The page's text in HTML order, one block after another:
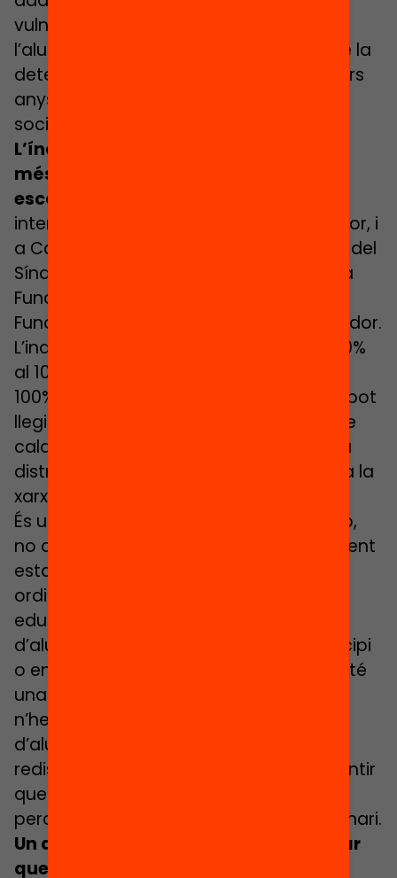
vulnerabilitat socioeconòmica de
l’alumnat. Amb l’augment progressiu de la
detecció, és d’esperar que en els propers
anys la dada per vulnerabilitat
socioeconòmica sigui ja explicativa.
L’índex de dissimilitud és l’indicador
més usat per mesurar la segregació
escolar
internacionals fan servir aquest indicador, i
a Catalunya tant els diferents informes del
Síndic de Greuges, com els estudis de la
Fundació Equitat.org (anteriorment
Fundació Bofill), fan servir aquest indicador.
L’indicador pren valors del 0 a l’1 (o del 0%
al 100%). Mentre més s’apropa a 1 (o a
100%) més segregació escolar hi ha. Es pot
llegir com el percentatge d’alumnat que
caldria redistribuir per garantir que està
distribuït de manera equilibrada en tota la
xarxa.
És una mesura relativa de la segregació,
no absoluta. Mesura com equilibradament
estan distribuïts dos grups (alumnat
ordinari i vulnerable) en tota la xarxa
educativa. No mesura el percentatge
d’alumnat vulnerable que hi ha al municipi
o en els centres. Per tant, si un municipi té
una dissimilitud del 30%, la lectura que
n’hem de fer no és que tingui un 30%
d’alumnat estranger, sinó que caldria
redistribuir el 30% de l’alumnat per garantir
que tots els centres tenen el mateix
percentatge d’alumnat estranger i ordinari.
Un dels errors més habituals és pensar
que si un municipi té molta pobresa o